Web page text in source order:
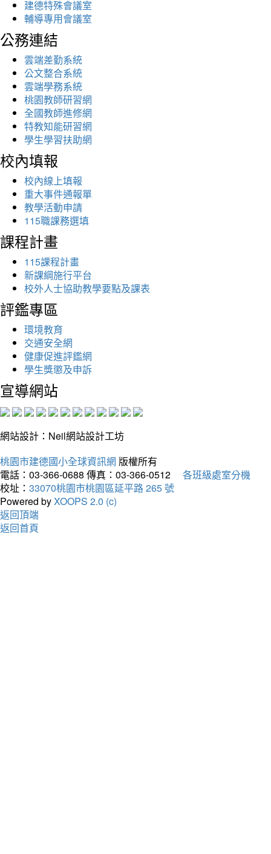
建德特殊會議室
輔導專用會議室
公務連結
雲端差勤系統
公文整合系統
雲端學務系統
桃園教師研習網
全國教師進修網
特教知能研習網
學生學習扶助網
校內填報
校內線上填報
重大事件通報單
教學活動申請
115職課務選填
課程計畫
115課程計畫
新課綱施行平台
校外人士協助教學要點及課表
評鑑專區
環境教育
交通安全網
健康促進評鑑網
學生獎懲及申訴
宣導網站
網站設計：Neil網站設計工坊
桃園市建德國小全球資訊網 版權所有
電話：03-366-0688 傳真：03-366-0512
各班級處室分機
校址： 33070桃園市桃園區延平路 265 號
Powered byXOOPS 2.0 (c)
返回頂端
返回首頁